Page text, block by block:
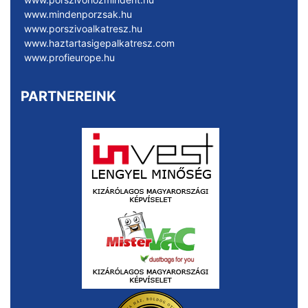
www.mindenporzsak.hu
www.porszivoalkatresz.hu
www.haztartasigepalkatresz.com
www.profieurope.hu
PARTNEREINK